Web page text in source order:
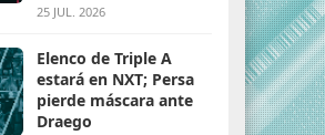
25 JUL. 2026
Elenco de Triple A
estará en NXT; Persa
pierde máscara ante
Draego